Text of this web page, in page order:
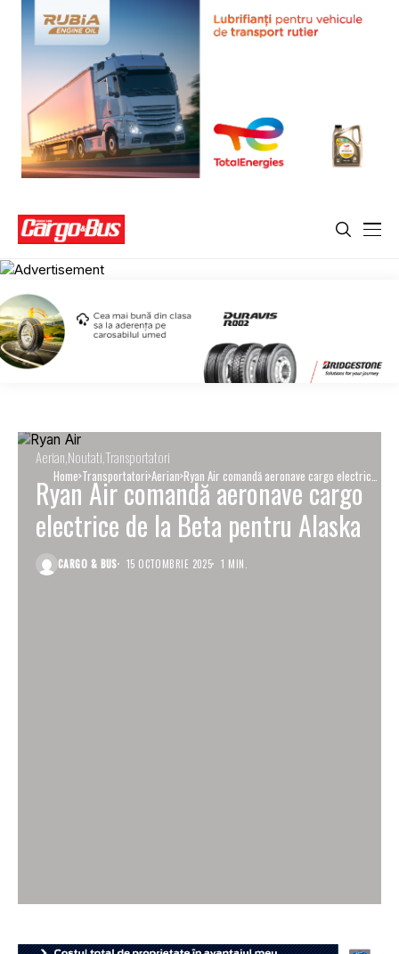
Home Transportatori Aerian Ryan Air comandă aeronave cargo electrice
de la Beta pentru Alaska
Aerian Noutati Transportatori
Ryan Air comandă aeronave cargo
electrice de la Beta pentru Alaska
CARGO & BUS 15 OCTOMBRIE 2025 1 MIN.